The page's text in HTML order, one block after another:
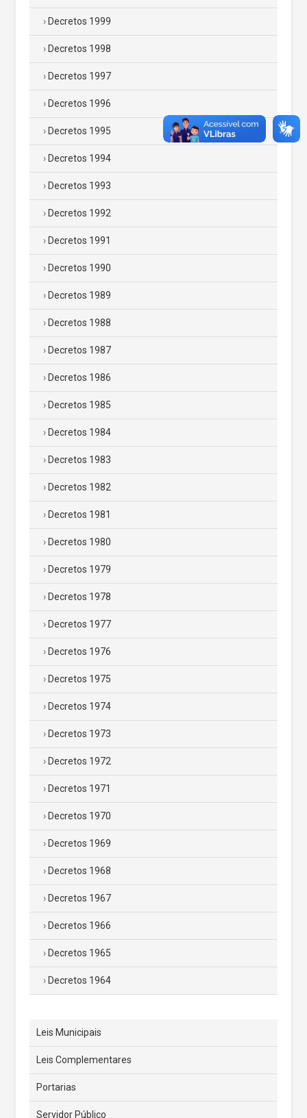
Decretos 1999
Decretos 1998
Decretos 1997
Decretos 1996
Decretos 1995
Decretos 1994
Decretos 1993
Decretos 1992
Decretos 1991
Decretos 1990
Decretos 1989
Decretos 1988
Decretos 1987
Decretos 1986
Decretos 1985
Decretos 1984
Decretos 1983
Decretos 1982
Decretos 1981
Decretos 1980
Decretos 1979
Decretos 1978
Decretos 1977
Decretos 1976
Decretos 1975
Decretos 1974
Decretos 1973
Decretos 1972
Decretos 1971
Decretos 1970
Decretos 1969
Decretos 1968
Decretos 1967
Decretos 1966
Decretos 1965
Decretos 1964
Leis Municipais
Leis Complementares
Portarias
Servidor Público